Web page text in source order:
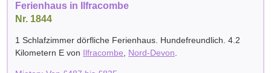
Ferienhaus in Ilfracombe
Nr. 1844
1 Schlafzimmer dörfliche Ferienhaus. Hundefreundlich. 4.2
Kilometern E von Ilfracombe, Nord-Devon.